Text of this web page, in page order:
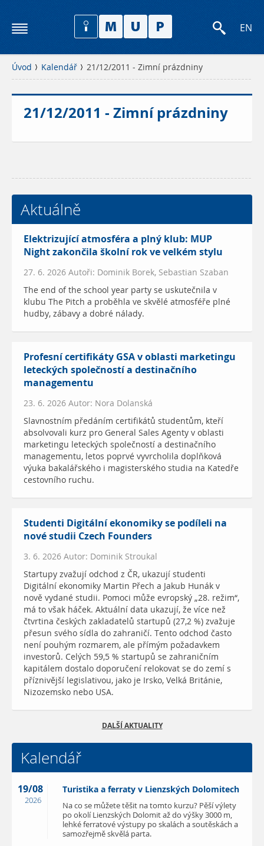
EN
Úvod Kalendář 21/12/2011 - Zimní prázdniny
21/12/2011 - Zimní prázdniny
Aktuálně
Elektrizující atmosféra a plný klub: MUP
Night zakončila školní rok ve velkém stylu
27. 6. 2026 Autoři: Dominik Borek, Sebastian Szaban
The end of the school year party se uskutečnila v
klubu The Pitch a proběhla ve skvělé atmosféře plné
hudby, zábavy a dobré nálady.
Profesní certifikáty GSA v oblasti marketingu
leteckých společností a destinačního
managementu
23. 6. 2026 Autor: Nora Dolanská
Slavnostním předáním certifikátů studentům, kteří
absolvovali kurz pro General Sales Agenty v oblasti
marketingu leteckých společností a destinačního
managementu, letos poprvé vyvrcholila doplňková
výuka bakalářského i magisterského studia na Katedře
cestovního ruchu.
Studenti Digitální ekonomiky se podíleli na
nové studii Czech Founders
3. 6. 2026 Autor: Dominik Stroukal
Startupy zvažují odchod z ČR, ukazují studenti
Digitální ekonomiky Martin Přech a Jakub Hunák v
nově vydané studii. Pomoci může evropský „28. režim“,
má to však háček. Aktuální data ukazují, že více než
čtvrtina českých zakladatelů startupů (27,2 %) zvažuje
přesun svého sídla do zahraničí. Tento odchod často
není pouhým rozmarem, ale přímým požadavkem
investorů. Celých 59,5 % startupů se zahraničním
kapitálem dostalo doporučení relokovat se do zemí s
příznivější legislativou, jako je Irsko, Velká Británie,
Nizozemsko nebo USA.
DALŠÍ AKTUALITY
Kalendář
19/08
2026
Turistika a ferraty v Lienzských Dolomitech
Na co se můžete těšit na tomto kurzu? Pěší výlety
po okolí Lienzských Dolomit až do výšky 3000 m,
lehké ferratové výstupy po skalách a soutěskách a
samozřejmě skvělá parta.